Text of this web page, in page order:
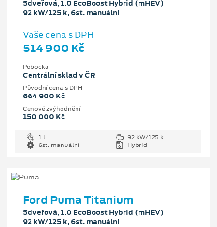
5dveřová, 1.0 EcoBoost Hybrid (mHEV)
92 kW/125 k, 6st. manuální
Vaše cena s DPH
514 900 Kč
Pobočka
Centrální sklad v ČR
Původní cena s DPH
664 900 Kč
Cenové zvýhodnění
150 000 Kč
1 l
92 kW/125 k
6st. manuální
Hybrid
Ford Puma Titanium
5dveřová, 1.0 EcoBoost Hybrid (mHEV)
92 kW/125 k, 6st. manuální